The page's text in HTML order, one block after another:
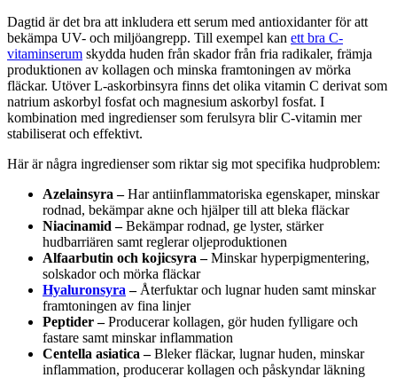
Dagtid är det bra att inkludera ett serum med antioxidanter för att
bekämpa UV- och miljöangrepp. Till exempel kan ett bra C-
vitaminserum skydda huden från skador från fria radikaler, främja
produktionen av kollagen och minska framtoningen av mörka
fläckar. Utöver L-askorbinsyra finns det olika vitamin C derivat som
natrium askorbyl fosfat och magnesium askorbyl fosfat. I
kombination med ingredienser som ferulsyra blir C-vitamin mer
stabiliserat och effektivt.
Här är några ingredienser som riktar sig mot specifika hudproblem:
Azelainsyra –Har antiinflammatoriska egenskaper, minskar
rodnad, bekämpar akne och hjälper till att bleka fläckar
Niacinamid –Bekämpar rodnad, ge lyster, stärker
hudbarriären samt reglerar oljeproduktionen
Alfaarbutin och kojicsyra –Minskar hyperpigmentering,
solskador och mörka fläckar
Hyaluronsyra – Återfuktar och lugnar huden samt minskar
framtoningen av fina linjer
Peptider –Producerar kollagen, gör huden fylligare och
fastare samt minskar inflammation
Centella asiatica –Bleker fläckar, lugnar huden, minskar
inflammation, producerar kollagen och påskyndar läkning